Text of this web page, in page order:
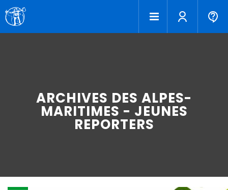
ARCHIVES DES ALPES-
MARITIMES - JEUNES
REPORTERS